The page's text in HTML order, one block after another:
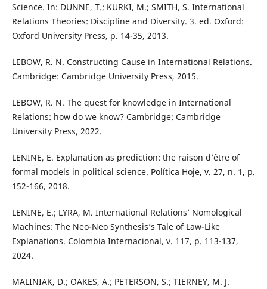
Science. In: DUNNE, T.; KURKI, M.; SMITH, S. International
Relations Theories: Discipline and Diversity. 3. ed. Oxford:
Oxford University Press, p. 14-35, 2013.
LEBOW, R. N. Constructing Cause in International Relations.
Cambridge: Cambridge University Press, 2015.
LEBOW, R. N. The quest for knowledge in International
Relations: how do we know? Cambridge: Cambridge
University Press, 2022.
LENINE, E. Explanation as prediction: the raison d’être of
formal models in political science. Política Hoje, v. 27, n. 1, p.
152-166, 2018.
LENINE, E.; LYRA, M. International Relations’ Nomological
Machines: The Neo-Neo Synthesis’s Tale of Law-Like
Explanations. Colombia Internacional, v. 117, p. 113-137,
2024.
MALINIAK, D.; OAKES, A.; PETERSON, S.; TIERNEY, M. J.